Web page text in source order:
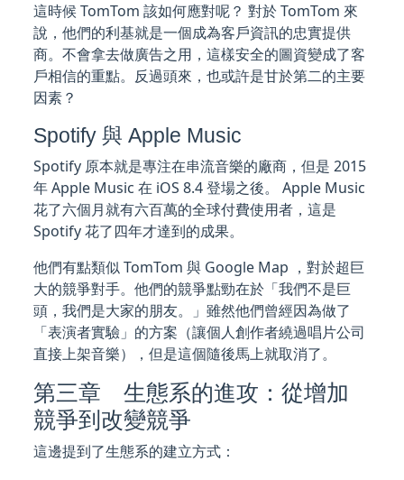
這時候 TomTom 該如何應對呢？ 對於 TomTom 來
說，他們的利基就是一個成為客戶資訊的忠實提供
商。不會拿去做廣告之用，這樣安全的圖資變成了客
戶相信的重點。反過頭來，也或許是甘於第二的主要
因素？
Spotify 與 Apple Music
Spotify 原本就是專注在串流音樂的廠商，但是 2015
年 Apple Music 在 iOS 8.4 登場之後。 Apple Music
花了六個月就有六百萬的全球付費使用者，這是
Spotify 花了四年才達到的成果。
他們有點類似 TomTom 與 Google Map ，對於超巨
大的競爭對手。他們的競爭點勁在於「我們不是巨
頭，我們是大家的朋友。」雖然他們曾經因為做了
「表演者實驗」的方案（讓個人創作者繞過唱片公司
直接上架音樂），但是這個隨後馬上就取消了。
第三章 生態系的進攻：從增加
競爭到改變競爭
這邊提到了生態系的建立方式：